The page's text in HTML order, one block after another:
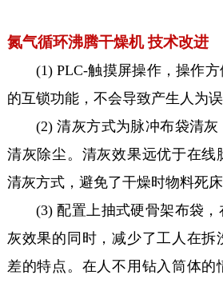
氮气循环沸腾干燥机 技术改进
(1) PLC-触摸屏操作，操作方
的互锁功能，不会导致产生人为误
(2) 清灰方式为脉冲布袋清灰
清灰除尘。清灰效果远优于在线
清灰方式，避免了干燥时物料死床
(3) 配置上抽式硬骨架布袋，
灰效果的同时，减少了工人在拆
差的特点。在人不用钻入筒体的